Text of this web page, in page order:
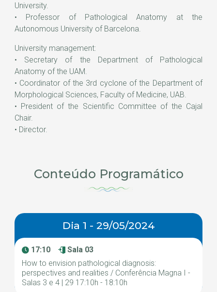
University.
• Professor of Pathological Anatomy at the
Autonomous University of Barcelona.
University management:
• Secretary of the Department of Pathological
Anatomy of the UAM.
• Coordinator of the 3rd cyclone of the Department of
Morphological Sciences, Faculty of Medicine, UAB.
• President of the Scientific Committee of the Cajal
Chair.
• Director.
Conteúdo Programático
Dia 1 - 29/05/2024
17:10
Sala 03
How to envision pathological diagnosis:
perspectives and realities / Conferência Magna I -
Salas 3 e 4 | 29 17:10h - 18:10h